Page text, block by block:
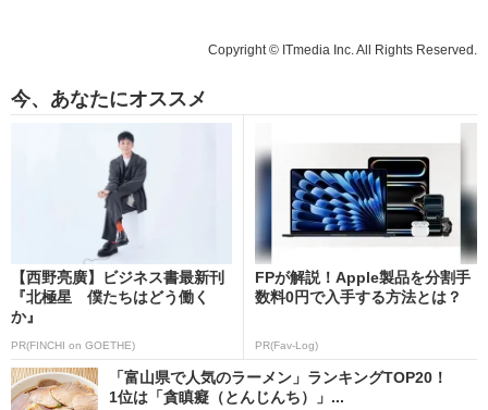
Copyright © ITmedia Inc. All Rights Reserved.
今、あなたにオススメ
【西野亮廣】ビジネス書最新刊
『北極星 僕たちはどう働く
か』
PR(FINCHI on GOETHE)
FPが解説！Apple製品を分割手
数料0円で入手する方法とは？
PR(Fav-Log)
「富山県で人気のラーメン」ランキングTOP20！
1位は「貪瞋癡（とんじんち）」...